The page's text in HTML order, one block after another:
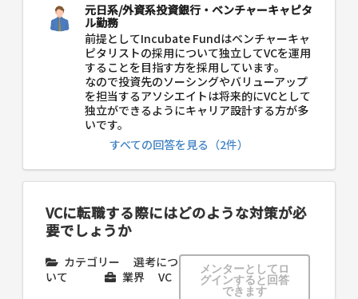
元日系/外資系投資銀行・ベンチャーキャピタ
ル勤務
前提としてIncubate Fundはベンチャーキャ
ピタリストの採用について独立してVCを運用
することを目指す方を採用しています。
なので投資先のソーシングやバリューアップ
を担当するアソシエイトは将来的にVCとして
独立ができるようにキャリア設計する方が多
いです。
すべての回答を見る（2件）
VCに転職する際にはどのような対策が必
要でしょうか
カテゴリー
選考につ
いて
業界 VC
メンターとしてロ
グインすると回答
できます